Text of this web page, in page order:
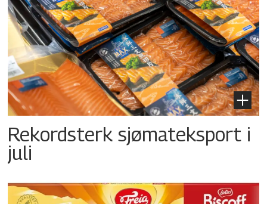
Rekordsterk sjømateksport i
juli